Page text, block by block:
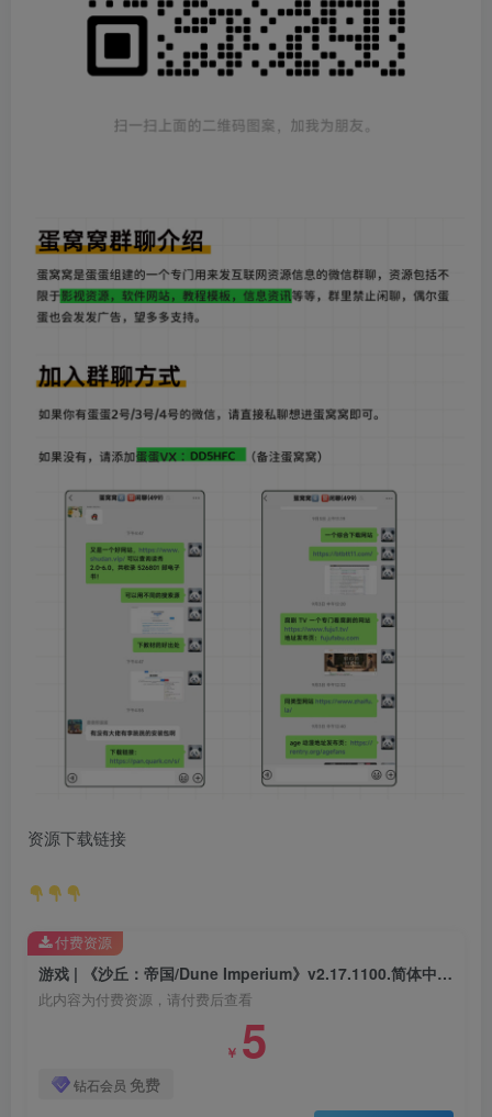
资源下载链接
游戏 | 《沙丘：帝国/Dune Imperium》v2.17.1100.简体中文立即下载.
此内容为付费资源，请付费后查看
￥ 5
钻石会员 免费
付费资源